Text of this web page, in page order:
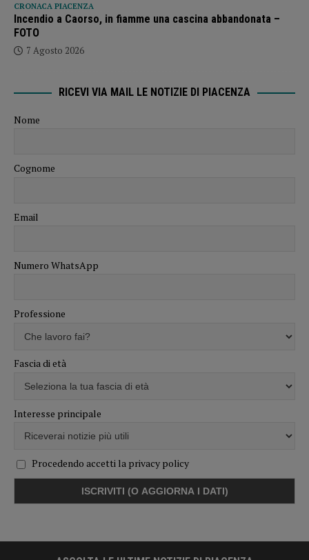
CRONACA PIACENZA
Incendio a Caorso, in fiamme una cascina abbandonata –
FOTO
7 Agosto 2026
RICEVI VIA MAIL LE NOTIZIE DI PIACENZA
Nome
Cognome
Email
Numero WhatsApp
Professione
Fascia di età
Interesse principale
Procedendo accetti la privacy policy